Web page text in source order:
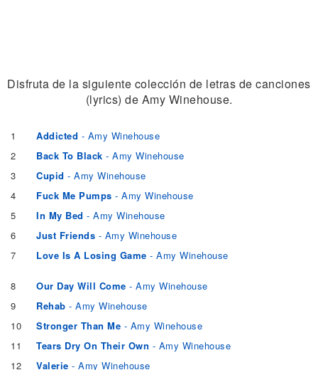
Disfruta de la siguiente colección de letras de canciones
(lyrics) de Amy Winehouse.
1 Addicted - Amy Winehouse
2
Back To Black - Amy Winehouse
3
Cupid - Amy Winehouse
4
Fuck Me Pumps - Amy Winehouse
5
In My Bed - Amy Winehouse
6
Just Friends - Amy Winehouse
7
Love Is A Losing Game - Amy Winehouse
8 Our Day Will Come - Amy Winehouse
9
Rehab - Amy Winehouse
10
Stronger Than Me - Amy Winehouse
11
Tears Dry On Their Own - Amy Winehouse
12
Valerie - Amy Winehouse